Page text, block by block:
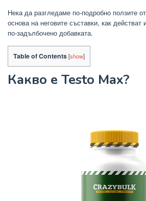
Нека да разгледаме по-подробно ползите
основа на неговите съставки, как
по-задълбочено добавката.
Table of Contents[show]
Какво е Testo Max?